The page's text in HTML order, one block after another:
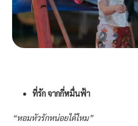
ที่รัก จากกี่หมื่นฟ้า
“หอมหัวรักหน่อยได้ไหม”